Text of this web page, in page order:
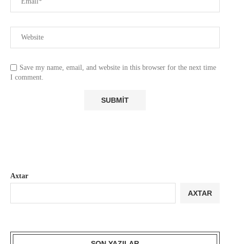
Save my name, email, and website in this browser for the next time
I comment.
Axtar
AXTAR